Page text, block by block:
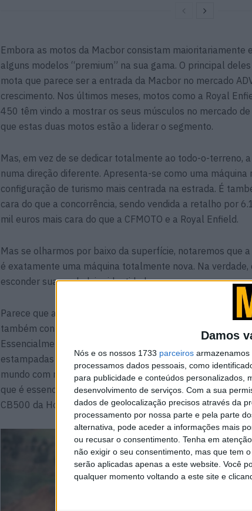
Damos
Nós e os nossos 1733 parceiros
processamos dados pessoais, como
para publicidade e conteúdos personalizados,
desenvolvimento de serviços. Com a sua
dados de geolocalização precisos através da
processamento por nossa parte e pela parte
alternativa, pode aceder a informações mais
ou recusar o consentimento. Tenha em
não exigir o seu consentimento, mas que tem
serão aplicadas apenas a este website. Você
qualquer momento voltando a este site e
Embora as motos da Macbor consistam maioritariamente
alguns modelos “premium” na sua gama. O principal
mota que parece ser a entrada da Macbor no mercado
crescimento. Nos últimos meses, motos como a Royal
450 têm vindo a mostrar os seus músculos no mercado
que estas duas motos estão a liderar o segmento.
Mas, em vez de se dedicar totalmente ao todo-o-terreno,
numa direção diferente. Apresenta-se como uma máquina
configuração de turismo mais centrada na estrada. É
cara do que a concorrência, sendo vendida a retalho por
mil euros mais cara do que a CFMOTO e a Royal Enfield.
Mas se olharmos por baixo da superfície, notaremos que
é exatamente uma máquina totalmente nova. Na
esconder sua verdadeira identidade.
Parece que a Macbor Montana é, essencialmente, apenas
também conhecida como KL Raticosa 500X, ou Bristol
Essencialmente, todas estas motas partilham a mesma
estampadas na mesma fábrica chinesa para distribuição
mundo com nomes diferentes. São todas equipadas com
que é essencialmente um clone de tamanho superior e de
CB500 da Honda.